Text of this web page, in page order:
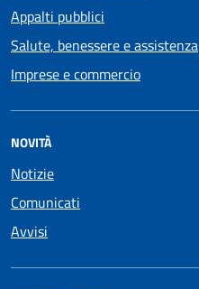
Appalti pubblici
Salute, benessere e assistenza
Imprese e commercio
NOVITÀ
Notizie
Comunicati
Avvisi